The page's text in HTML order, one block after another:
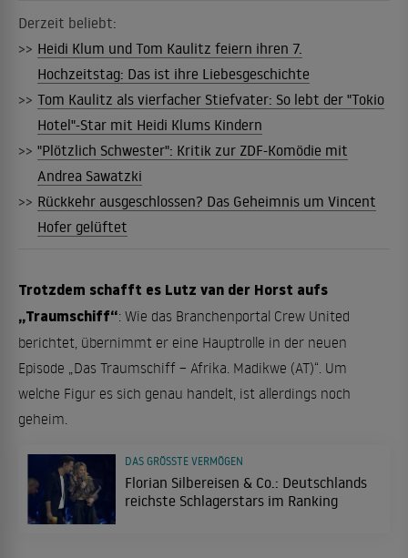
Derzeit beliebt:
>> Heidi Klum und Tom Kaulitz feiern ihren 7.
Hochzeitstag: Das ist ihre Liebesgeschichte
>> Tom Kaulitz als vierfacher Stiefvater: So lebt der "Tokio
Hotel"-Star mit Heidi Klums Kindern
>> "Plötzlich Schwester": Kritik zur ZDF-Komödie mit
Andrea Sawatzki
>> Rückkehr ausgeschlossen? Das Geheimnis um Vincent
Hofer gelüftet
Trotzdem schafft es Lutz van der Horst aufs
„Traumschiff“: Wie das Branchenportal Crew United
berichtet, übernimmt er eine Hauptrolle in der neuen
Episode „Das Traumschiff – Afrika. Madikwe (AT)“. Um
welche Figur es sich genau handelt, ist allerdings noch
geheim.
Florian Silbereisen & Co.: Deutschlands
reichste Schlagerstars im Ranking
DAS GRÖSSTE VERMÖGEN